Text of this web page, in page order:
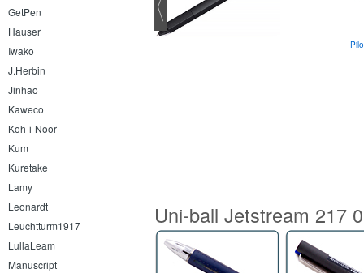
GetPen
Hauser
Iwako
J.Herbin
Jinhao
Kaweco
Koh-i-Noor
Kum
Kuretake
Lamy
Leonardt
Leuchtturm1917
LullaLeam
Manuscript
Uni-ball Jetstream 217